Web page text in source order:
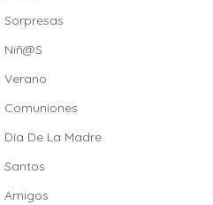
Sorpresas
Niñ@s
Verano
Comuniones
Día De La Madre
Santos
Amigos